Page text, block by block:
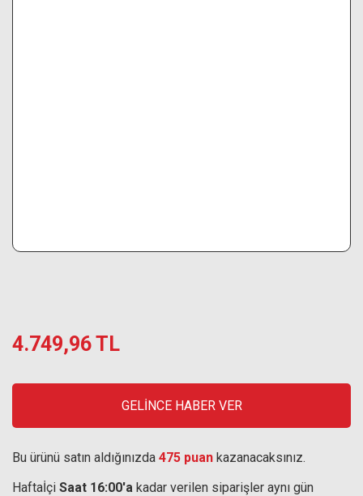
4.749,96 TL
GELİNCE HABER VER
Bu ürünü satın aldığınızda 475 puan kazanacaksınız.
Haftaİçi Saat 16:00'a kadar verilen siparişler aynı gün